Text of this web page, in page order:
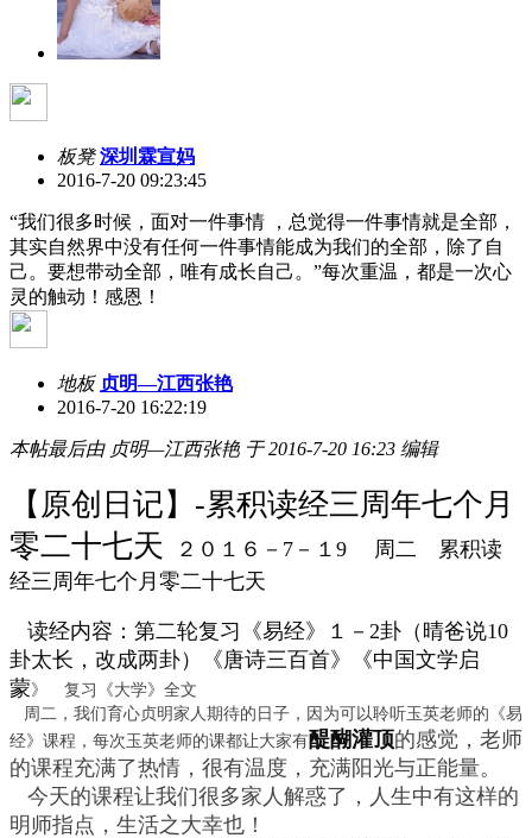
板凳 深圳霖宣妈
2016-7-20 09:23:45
“我们很多时候，面对一件事情 ，总觉得一件事情就是全部，
其实自然界中没有任何一件事情能成为我们的全部，除了自
己。要想带动全部，唯有成长自己。”每次重温，都是一次心
灵的触动！感恩！
地板 贞明—江西张艳
2016-7-20 16:22:19
本帖最后由 贞明—江西张艳 于 2016-7-20 16:23 编辑
【原创日记】-累积读经三周年七个月
零二十七天 ２０１６－7－１9
周二 累积读
经三周年七个月零二十七天
读经内容：第二轮复习《易经》１－2卦（晴爸说10
卦太长，改成两卦）《唐诗三百首》
《中国文学启
蒙》 复习《大学》全文
周二，我们育心贞明家人期待的日子，因为可以聆听玉英老师的《易
经》课程，每次玉英老师的课都让大家有醍醐灌顶的感觉，老师
的课程充满了热情，很有温度，充满阳光与正能量。
今天的课程让我们很多家人解惑了，人生中有这样的
明师指点，生活之大幸也！